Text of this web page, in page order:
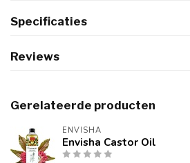
Specificaties
Reviews
Gerelateerde producten
ENVISHA
Envisha Castor Oil